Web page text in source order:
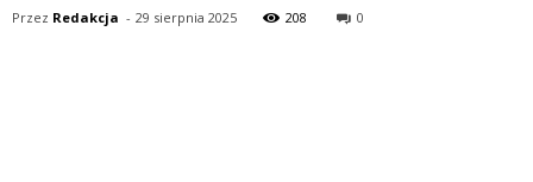
Przez Redakcja - 29 sierpnia 2025 208 0